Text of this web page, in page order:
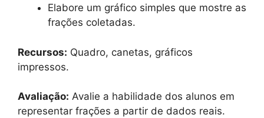
Elabore um gráfico simples que mostre as
frações coletadas.
Recursos: Quadro, canetas, gráficos
impressos.
Avaliação: Avalie a habilidade dos alunos em
representar frações a partir de dados reais.